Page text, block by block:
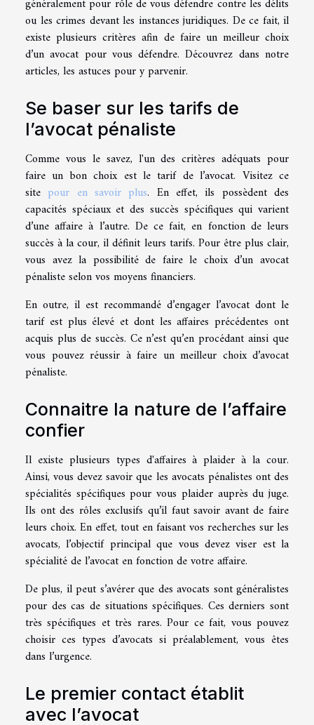
ou les crimes devant les instances juridiques. De ce fait, il
existe plusieurs critères afin de faire un meilleur choix
d’un avocat pour vous défendre. Découvrez dans notre
articles, les astuces pour y parvenir.
Se baser sur les tarifs de
l’avocat pénaliste
Comme vous le savez, l'un des critères adéquats pour
faire un bon choix est le tarif de l’avocat. Visitez ce
site pour en savoir plus. En effet, ils possèdent des
capacités spéciaux et des succès spécifiques qui varient
d’une affaire à l’autre. De ce fait, en fonction de leurs
succès à la cour, il définit leurs tarifs. Pour être plus clair,
vous avez la possibilité de faire le choix d’un avocat
pénaliste selon vos moyens financiers.
En outre, il est recommandé d’engager l’avocat dont le
tarif est plus élevé et dont les affaires précédentes ont
acquis plus de succès. Ce n’est qu’en procédant ainsi que
vous pouvez réussir à faire un meilleur choix d’avocat
pénaliste.
Connaitre la nature de l’affaire
confier
Il existe plusieurs types d'affaires à plaider à la cour.
Ainsi, vous devez savoir que les avocats pénalistes ont des
spécialités spécifiques pour vous plaider auprès du juge.
Ils ont des rôles exclusifs qu’il faut savoir avant de faire
leurs choix. En effet, tout en faisant vos recherches sur les
avocats, l’objectif principal que vous devez viser est la
spécialité de l’avocat en fonction de votre affaire.
De plus, il peut s’avérer que des avocats sont généralistes
pour des cas de situations spécifiques. Ces derniers sont
très spécifiques et très rares. Pour ce fait, vous pouvez
choisir ces types d’avocats si préalablement, vous êtes
dans l’urgence.
Le premier contact établit
avec l’avocat